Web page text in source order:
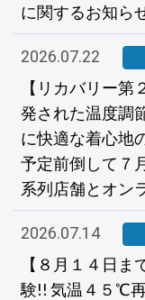
に関するお知ら
2026.07.22
【リカバリー
発された温度調
に快適な着心地
予定前倒して７
系列店舗とオン
2026.07.14
【８月１４日
験!! 気温４５℃